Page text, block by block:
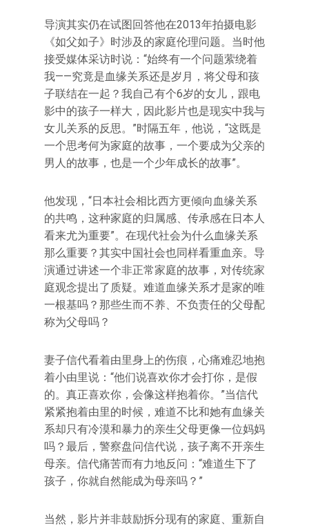
导演其实仍在试图回答他在2013年拍摄电影
《如父如子》时涉及的家庭伦理问题。当时他
接受媒体采访时说：“始终有一个问题萦绕着
我——究竟是血缘关系还是岁月，将父母和孩
子联结在一起？我自己有个6岁的女儿，跟电
影中的孩子一样大，因此影片也是现实中我与
女儿关系的反思。”时隔五年，他说，“这既是
一个思考何为家庭的故事，一个要成为父亲的
男人的故事，也是一个少年成长的故事”。
他发现，“日本社会相比西方更倾向血缘关系
的共鸣，这种家庭的归属感、传承感在日本人
看来尤为重要”。在现代社会为什么血缘关系
那么重要？其实中国社会也同样看重血亲。导
演通过讲述一个非正常家庭的故事，对传统家
庭观念提出了质疑。难道血缘关系才是家的唯
一根基吗？那些生而不养、不负责任的父母配
称为父母吗？
妻子信代看着由里身上的伤痕，心痛难忍地抱
着小由里说：“他们说喜欢你才会打你，是假
的。真正喜欢你，会像这样抱着你。”当信代
紧紧抱着由里的时候，难道不比和她有血缘关
系却只有冷漠和暴力的亲生父母更像一位妈妈
吗？最后，警察盘问信代说，孩子离不开亲生
母亲。信代痛苦而有力地反问：“难道生下了
孩子，你就自然能成为母亲吗？”
当然，影片并非鼓励拆分现有的家庭、重新自